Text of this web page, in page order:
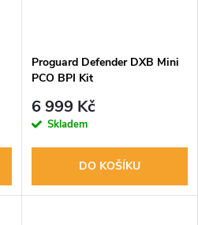
Proguard Defender DXB Mini
PCO BPI Kit
6 999 Kč
Skladem
DO KOŠÍKU